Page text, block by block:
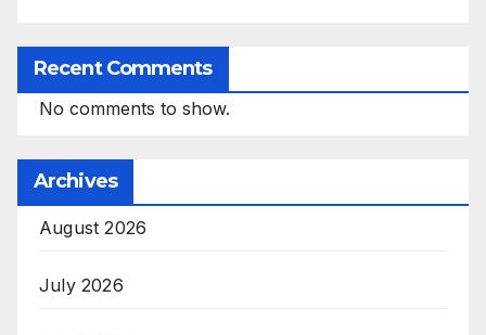
Recent Comments
No comments to show.
Archives
August 2026
July 2026